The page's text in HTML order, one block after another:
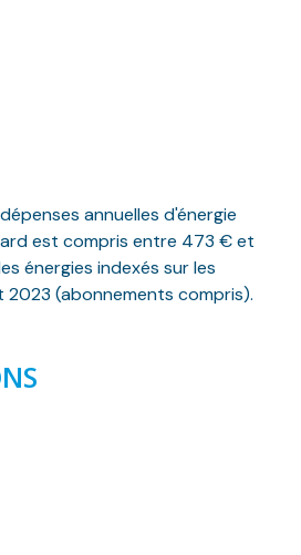
annuelles d'énergie
est compris entre 473 € et
énergies indexés sur les
2023 (abonnements compris).